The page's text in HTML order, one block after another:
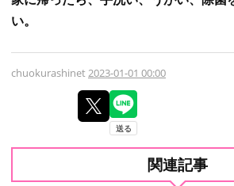
い。
chuokurashinet2023-01-01 00:00
関連記事